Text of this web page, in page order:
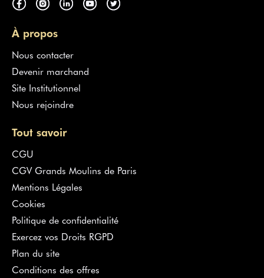
À propos
Nous contacter
Devenir marchand
Site Institutionnel
Nous rejoindre
Tout savoir
CGU
CGV Grands Moulins de Paris
Mentions Légales
Cookies
Politique de confidentialité
Exercez vos Droits RGPD
Plan du site
Conditions des offres